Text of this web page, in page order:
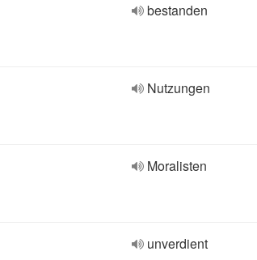
bestanden
Nutzungen
Moralisten
unverdient